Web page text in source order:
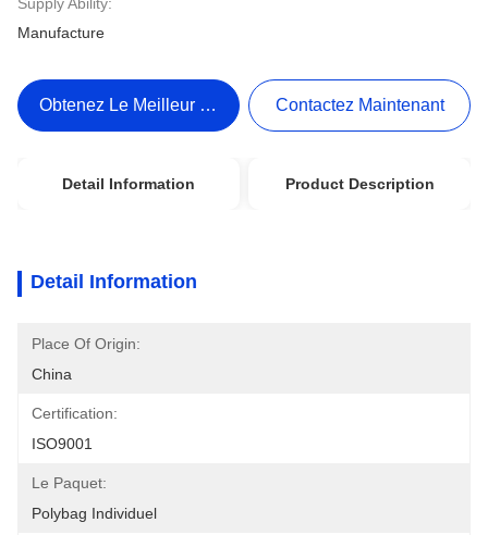
Manufacture
Obtenez Le Meilleur Prix Contactez Maintenant
Detail Information Product Description
Detail Information
Place Of Origin:
China
Certification:
ISO9001
Le Paquet:
Polybag Individuel